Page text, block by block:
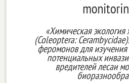
«Химическая
(Coleoptera:
феромонов для
потенциальных
вредителей лесаи